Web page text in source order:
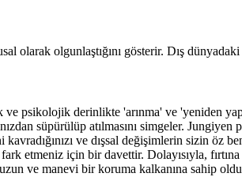
olgunlaştığını gösterir. Dış
psikolojik derinlikte 'arınma' ve 'yeniden
süpürülüp atılmasını simgeler.
ve dışsal değişimlerin sizin öz
etmeniz için bir davettir. Dolayısıyla,
ve manevi bir koruma kalkanına sahip